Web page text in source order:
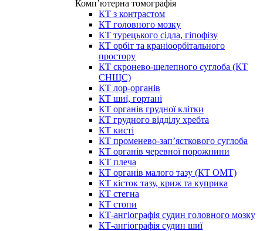
Комп’ютерна томографія
КТ з контрастом
КТ головного мозку
КТ турецького сідла, гіпофізу
КТ орбіт та краніоорбітального
простору
КТ скронево-щелепного суглоба (КТ
СНЩС)
КТ лор-органів
КТ шиї, гортані
КТ органів грудної клітки
КТ грудного відділу хребта
КТ кисті
КТ променево-зап’ясткового суглоба
КТ органів черевної порожнини
КТ плеча
КТ органів малого тазу (КТ ОМТ)
КТ кісток тазу, криж та куприка
КТ стегна
КТ стопи
КТ-ангіографія судин головного мозку
КТ-ангіографія судин шиї